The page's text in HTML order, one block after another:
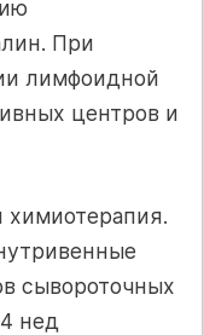
При
лимфоидной
центров и
химиотерапия.
сывороточных
нед